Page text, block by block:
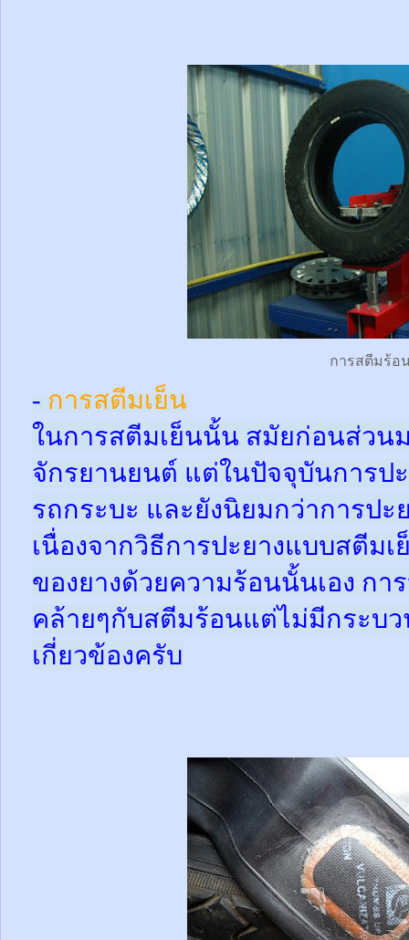
การสตีมร้อ
- การสตีมเย็น
ในการสตีมเย็นนั้น สมัยก่อนส่วน
จักรยานยนต์ แต่ในปัจจุบันการป
รถกระบะ และยังนิยมกว่าการป
เนื่องจากวิธีการปะยางแบบสตีม
ของยางด้วยความร้อนนั้นเอง กา
คล้ายๆกับสตีมร้อนแต่ไม่มีกระบ
เกี่ยวข้องครับ